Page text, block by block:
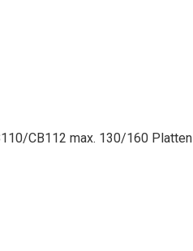
CB112 max. 130/160 Platten